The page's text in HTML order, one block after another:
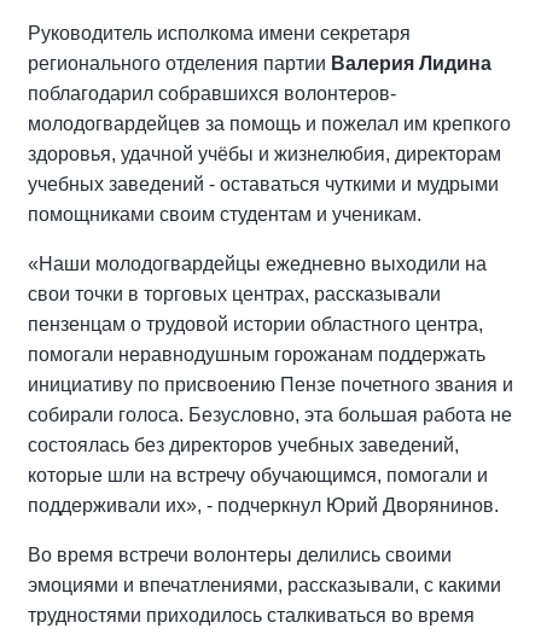
Руководитель исполкома имени секретаря
регионального отделения партии Валерия Лидина
поблагодарил собравшихся волонтеров-
молодогвардейцев за помощь и пожелал им крепкого
здоровья, удачной учёбы и жизнелюбия, директорам
учебных заведений - оставаться чуткими и мудрыми
помощниками своим студентам и ученикам.
«Наши молодогвардейцы ежедневно выходили на
свои точки в торговых центрах, рассказывали
пензенцам о трудовой истории областного центра,
помогали неравнодушным горожанам поддержать
инициативу по присвоению Пензе почетного звания и
собирали голоса. Безусловно, эта большая работа не
состоялась без директоров учебных заведений,
которые шли на встречу обучающимся, помогали и
поддерживали их», - подчеркнул Юрий Дворянинов.
Во время встречи волонтеры делились своими
эмоциями и впечатлениями, рассказывали, с какими
трудностями приходилось сталкиваться во время